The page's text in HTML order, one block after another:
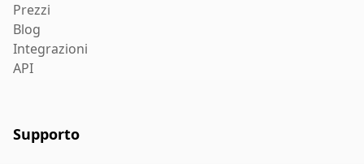
Prezzi
Blog
Integrazioni
API
Supporto